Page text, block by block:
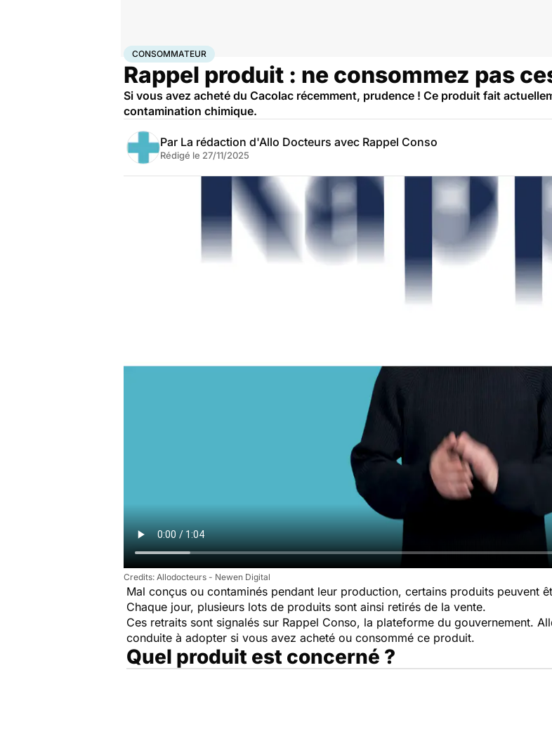
AccueilSantéConsommateur
CONSOMMATEUR
Rappel produit : ne consommez pas
Si vous avez acheté du Cacolac récemment, prudence ! Ce produit fait
contamination chimique.
Par La rédaction d'Allo Docteurs avec Rappel Conso
Rédigé le 27/11/2025
Allodocteurs - Newen Digital
Mal conçus ou contaminés pendant leur production, certains produits peuvent
Chaque jour, plusieurs lots de produits sont ainsi retirés de la vente.
Ces retraits sont signalés sur Rappel Conso, la plateforme du gouvernement.
conduite à adopter si vous avez acheté ou consommé ce produit.
Quel produit est concerné ?